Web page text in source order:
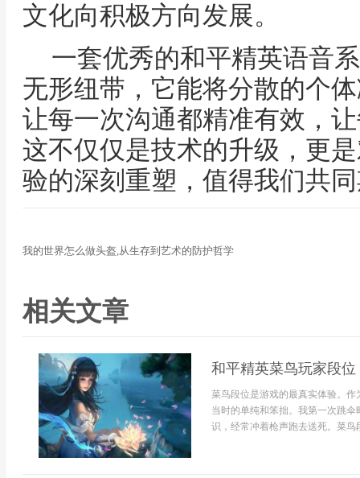
文化向积极方向发展。
一套优秀的和平精英语音
无形纽带，它能将分散的个
让每一次沟通都精准有效，
这不仅仅是技术的升级，更
验的深刻重塑，值得我们共
我的世界怎么做头盔,从生存到艺术的防护哲学
相关文章
和平精英菜鸟玩家段
菜鸟段位是游戏的最真实体验。
当时的单纯和笨拙。我第一次跳
识，经常冲着枪声跑去送死。菜鸟